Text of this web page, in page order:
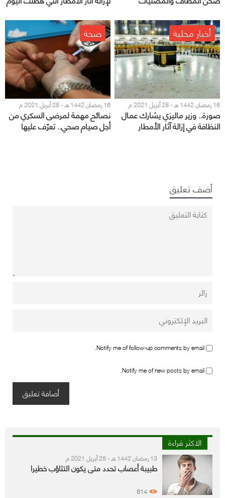
على المسجد الحرام
أخبار محلية
16 رمضان 1442 هـ - 28 أبريل 2021 م
صورة.. وزير ماليزي يشارك عمال
النظافة في إزالة آثار الأمطار
بالمسجد الحرام
صحة
16 رمضان 1442 هـ - 28 أبريل 2021 م
نصائح مهمة لمرضى السكري من
أجل صيام صحي.. تعرّف عليها
أضف تعليق
Notify me of follow-up comments by email.
Notify me of new posts by email.
الاكثر قراءة
13 رمضان 1442 هـ - 25 أبريل 2021 م
طبيبة أعصاب تحدد متى يكون التثاؤب خطيرا
814